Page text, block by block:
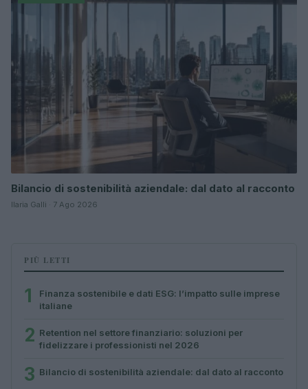
Bilancio di sostenibilità aziendale: dal dato al racconto
Ilaria Galli · 7 Ago 2026
PIÙ LETTI
1
Finanza sostenibile e dati ESG: l’impatto sulle imprese
italiane
2 Retention nel settore finanziario: soluzioni per
fidelizzare i professionisti nel 2026
3 Bilancio di sostenibilità aziendale: dal dato al racconto